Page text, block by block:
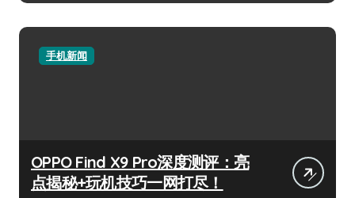
手机新闻
OPPO Find X9 Pro深度测评：亮
点揭秘+玩机技巧一网打尽！